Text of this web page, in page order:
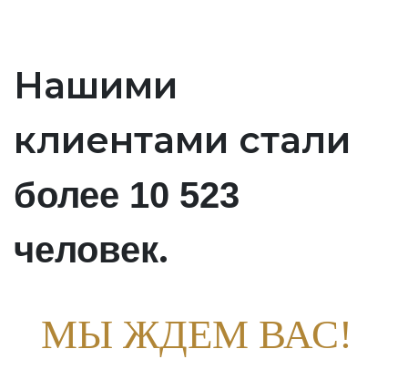
Нашими
клиентами стали
более 10 523
человек.
МЫ ЖДЕМ ВАС!